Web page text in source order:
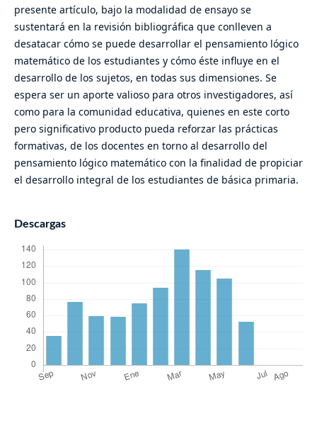
presente artículo, bajo la modalidad de ensayo se
sustentará en la revisión bibliográfica que conlleven a
desatacar cómo se puede desarrollar el pensamiento lógico
matemático de los estudiantes y cómo éste influye en el
desarrollo de los sujetos, en todas sus dimensiones. Se
espera ser un aporte valioso para otros investigadores, así
como para la comunidad educativa, quienes en este corto
pero significativo producto pueda reforzar las prácticas
formativas, de los docentes en torno al desarrollo del
pensamiento lógico matemático con la finalidad de propiciar
el desarrollo integral de los estudiantes de básica primaria.
Descargas